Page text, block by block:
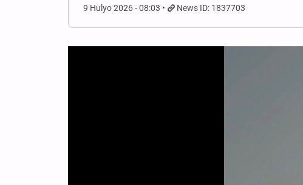
9 Hulyo 2026 - 08:03 News ID: 1837703